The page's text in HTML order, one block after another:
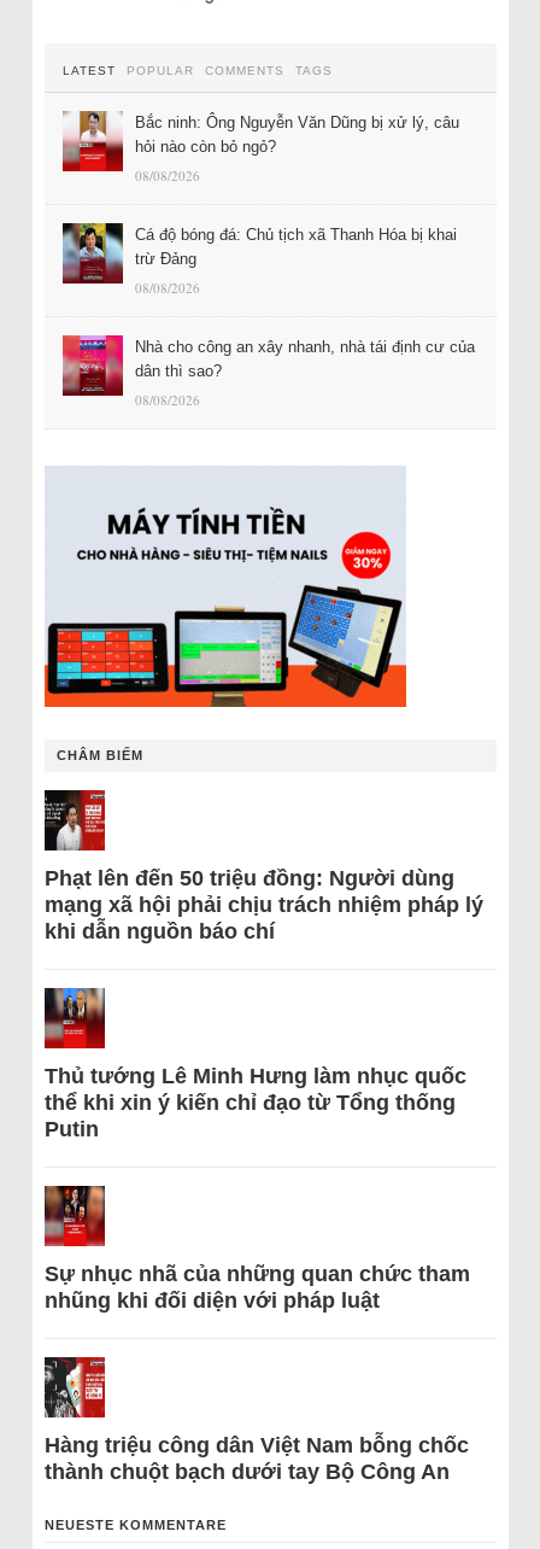
LATEST POPULAR COMMENTS TAGS
Bắc ninh: Ông Nguyễn Văn Dũng bị xử lý, câu
hỏi nào còn bỏ ngỏ?
08/08/2026
Cá độ bóng đá: Chủ tịch xã Thanh Hóa bị khai
trừ Đảng
08/08/2026
Nhà cho công an xây nhanh, nhà tái định cư của
dân thì sao?
08/08/2026
CHÂM BIẾM
Phạt lên đến 50 triệu đồng: Người dùng
mạng xã hội phải chịu trách nhiệm pháp lý
khi dẫn nguồn báo chí
Thủ tướng Lê Minh Hưng làm nhục quốc
thể khi xin ý kiến chỉ đạo từ Tổng thống
Putin
Sự nhục nhã của những quan chức tham
nhũng khi đối diện với pháp luật
Hàng triệu công dân Việt Nam bỗng chốc
thành chuột bạch dưới tay Bộ Công An
NEUESTE KOMMENTARE